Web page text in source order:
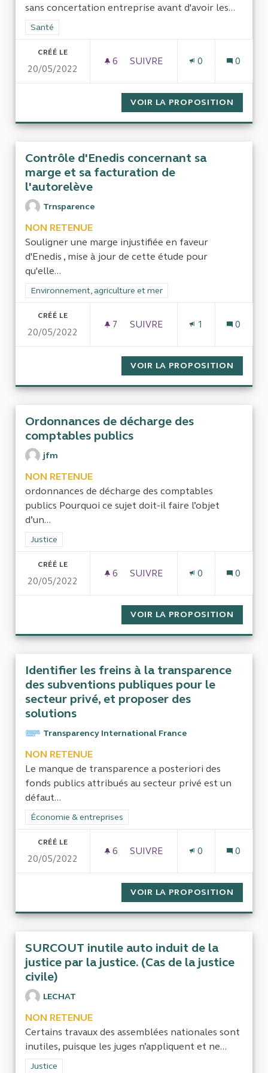
sans concertation entreprise avant d'avoir les...
Filtrer les résultats de la catégorie : Santé
Santé
CRÉÉ LE
20/05/2022
6 6 ABONNÉS
SUIVRE
0 0
VOIR LA PROPOSITION
Contrôle d'Enedis concernant sa
marge et sa facturation de
l'autorelève
Trnsparence
NON RETENUE
Souligner une marge injustifiée en faveur
d'Enedis , mise à jour de cette étude pour
qu'elle...
Filtrer les résultats de la catégorie : Environnement,
Environnement, agriculture et mer
CRÉÉ LE
20/05/2022
7 7 ABONNÉS
SUIVRE
1 0
VOIR LA PROPOSITION
Ordonnances de décharge des
comptables publics
jfm
NON RETENUE
ordonnances de décharge des comptables
publics Pourquoi ce sujet doit-il faire l’objet
d’un...
Filtrer les résultats de la catégorie : Justice
Justice
CRÉÉ LE
20/05/2022
6 6 ABONNÉS
SUIVRE
0 0
VOIR LA PROPOSITION
Identifier les freins à la transparence
des subventions publiques pour le
secteur privé, et proposer des
solutions
Transparency International France
NON RETENUE
Le manque de transparence a posteriori des
fonds publics attribués au secteur privé est un
défaut...
Filtrer les résultats de la catégorie : Économie & entreprises
Économie & entreprises
CRÉÉ LE
20/05/2022
6 6 ABONNÉS
SUIVRE
0 0
VOIR LA PROPOSITION
SURCOUT inutile auto induit de la
justice par la justice. (Cas de la justice
civile)
LECHAT
NON RETENUE
Certains travaux des assemblées nationales sont
inutiles, puisque les juges n’appliquent et ne...
Filtrer les résultats de la catégorie : Justice
Justice